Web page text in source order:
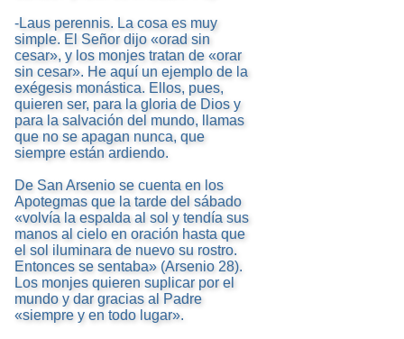
-Laus perennis. La cosa es muy
simple. El Señor dijo «orad sin
cesar», y los monjes tratan de «orar
sin cesar». He aquí un ejemplo de la
exégesis monástica. Ellos, pues,
quieren ser, para la gloria de Dios y
para la salvación del mundo, llamas
que no se apagan nunca, que
siempre están ardiendo.
De San Arsenio se cuenta en los
Apotegmas que la tarde del sábado
«volvía la espalda al sol y tendía sus
manos al cielo en oración hasta que
el sol iluminara de nuevo su rostro.
Entonces se sentaba» (Arsenio 28).
Los monjes quieren suplicar por el
mundo y dar gracias al Padre
«siempre y en todo lugar».